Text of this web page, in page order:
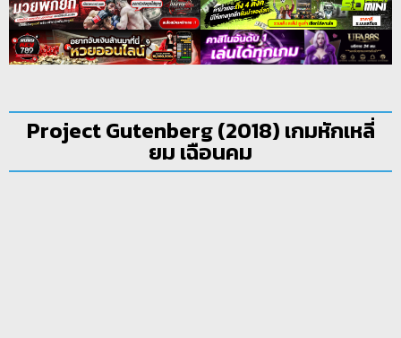
Project Gutenberg (2018) เกมหักเหลี่
ยม เฉือนคม